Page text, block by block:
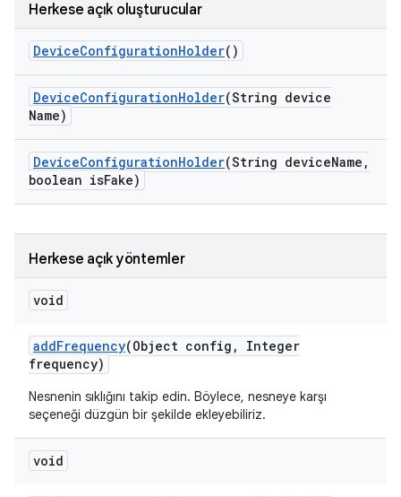
Herkese açık oluşturucular
DeviceConfigurationHolder()
DeviceConfigurationHolder(String device
Name)
DeviceConfigurationHolder(String deviceName ,
boolean isFake)
Herkese açık yöntemler
void
addFrequency(Object config ,
Integer
frequency)
Nesnenin sıklığını takip edin. Böylece, nesneye karşı
seçeneği düzgün bir şekilde ekleyebiliriz.
void